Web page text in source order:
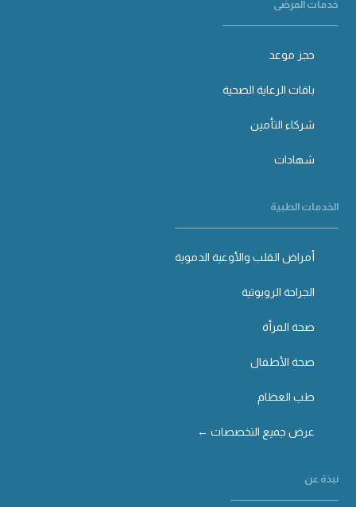
خدمات المرضى
حجز موعد
باقات الرعاية الصحية
شركاء التأمين
شهادات
الخدمات الطبية
أمراض القلب والأوعية الدموية
الجراحة الروبوتية
صحة المرأة
صحة الأطفال
طب العظام
عرض جميع التخصصات ←
نبذة عن